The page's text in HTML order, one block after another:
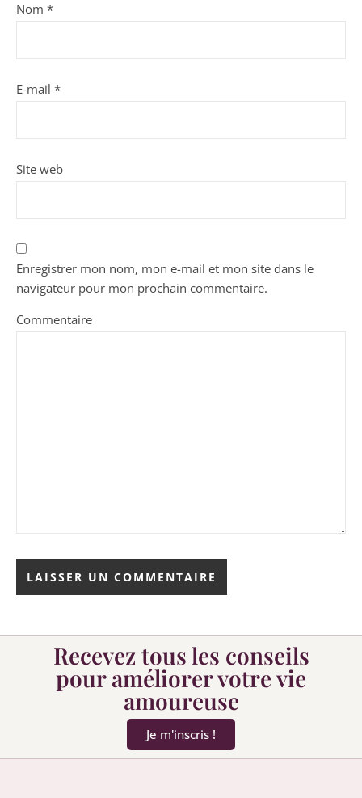
Nom *
E-mail *
Site web
Enregistrer mon nom, mon e-mail et mon site dans le
navigateur pour mon prochain commentaire.
Commentaire
Recevez tous les conseils
pour améliorer votre vie
amoureuse
Je m'inscris !